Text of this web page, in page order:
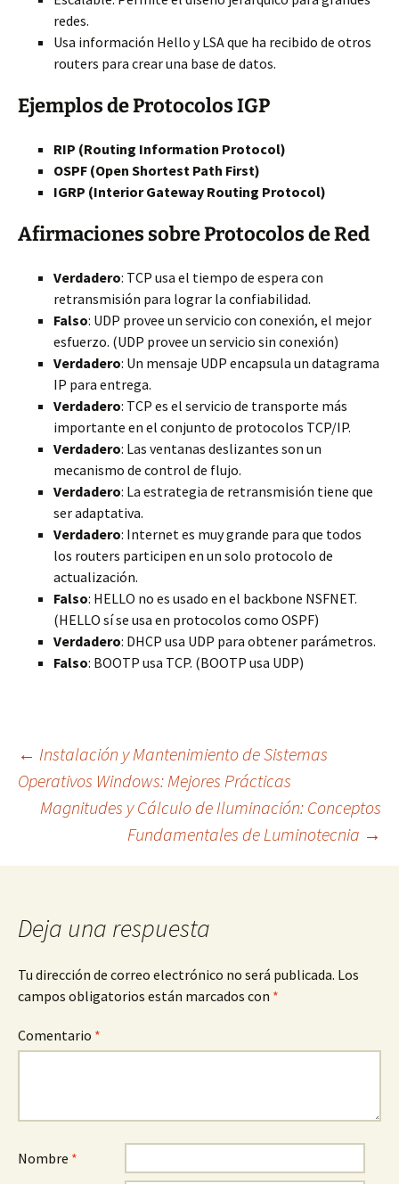
redes.
Usa información Hello y LSA que ha recibido de otros
routers para crear una base de datos.
Ejemplos de Protocolos IGP
RIP (Routing Information Protocol)
OSPF (Open Shortest Path First)
IGRP (Interior Gateway Routing Protocol)
Afirmaciones sobre Protocolos de Red
Verdadero: TCP usa el tiempo de espera con
retransmisión para lograr la confiabilidad.
Falso: UDP provee un servicio con conexión, el mejor
esfuerzo. (UDP provee un servicio sin conexión)
Verdadero: Un mensaje UDP encapsula un datagrama
IP para entrega.
Verdadero: TCP es el servicio de transporte más
importante en el conjunto de protocolos TCP/IP.
Verdadero: Las ventanas deslizantes son un
mecanismo de control de flujo.
Verdadero: La estrategia de retransmisión tiene que
ser adaptativa.
Verdadero: Internet es muy grande para que todos
los routers participen en un solo protocolo de
actualización.
Falso: HELLO no es usado en el backbone NSFNET.
(HELLO sí se usa en protocolos como OSPF)
Verdadero: DHCP usa UDP para obtener parámetros.
Falso: BOOTP usa TCP. (BOOTP usa UDP)
Navegación
de
entradas
← Instalación y Mantenimiento de Sistemas
Operativos Windows: Mejores Prácticas
Magnitudes y Cálculo de Iluminación: Conceptos
Fundamentales de Luminotecnia →
Deja una respuesta
Tu dirección de correo electrónico no será publicada. Los
campos obligatorios están marcados con *
Comentario *
Nombre *